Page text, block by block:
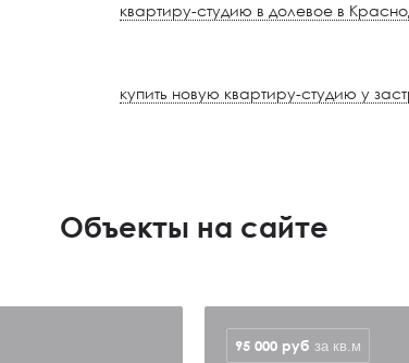
квартиру-студию в долевое в
купить новую квартиру-студию у
Объекты на сайте
95 000 руб за кв.м